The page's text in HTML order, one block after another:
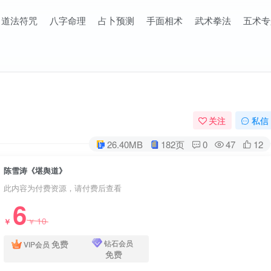
道法符咒 八字命理 占卜预测 手面相术 武术拳法 五术
关注 私信
26.40MB 182页 0 47 12
陈雪涛《堪舆道》
此内容为付费资源，请付费后查看
￥ 6￥10
VIP会员 免费 钻石会员
免费